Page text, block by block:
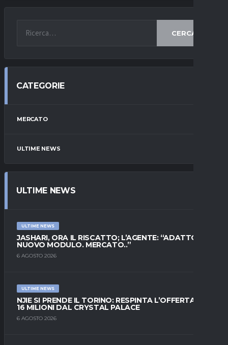
CERCA
CATEGORIE
MERCATO
ULTIME NEWS
ULTIME NEWS
ULTIME NEWS
JASHARI, ORA IL RISCATTO; L’AGENTE: “ADATTO AL
NUOVO MODULO. MERCATO..”
6 AGOSTO 2026
ULTIME NEWS
NJIE SI PRENDE IL TORINO: RESPINTA L’OFFERTA DI
16 MILIONI DAL CRYSTAL PALACE
6 AGOSTO 2026